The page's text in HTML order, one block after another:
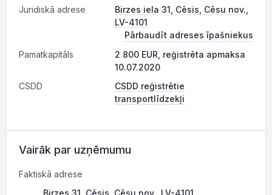
Juridiskā adrese
Birzes iela 31, Cēsis, Cēsu nov.,
LV-4101
Pārbaudīt adreses īpašniekus
Pamatkapitāls
2 800 EUR, reģistrēta apmaksa
10.07.2020
CSDD
CSDD reģistrētie
transportlīdzekļi
Vairāk par uzņēmumu
Faktiskā adrese
Birzes 31, Cēsis, Cēsu nov., LV-4101